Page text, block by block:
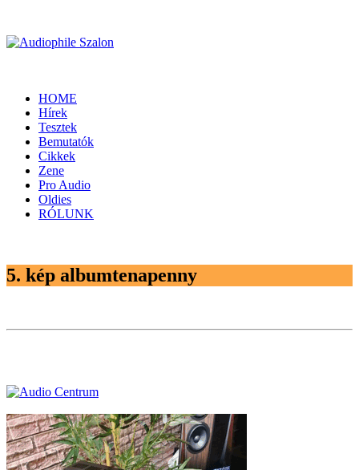
HOME
Hírek
Tesztek
Bemutatók
Cikkek
Zene
Pro Audio
Oldies
RÓLUNK
5. kép albumtenapenny